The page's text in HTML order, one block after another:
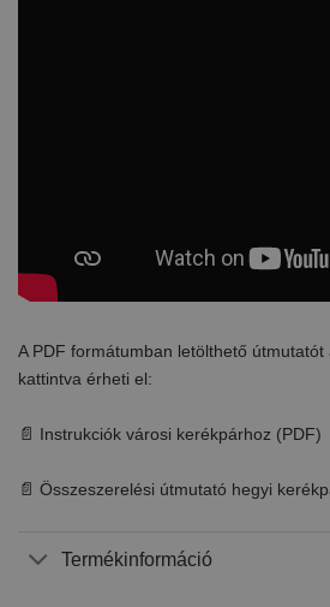
A PDF formátumban letölthető
kattintva érheti el:
📄 Instrukciók városi kerékpárhoz (PDF)
📄 Összeszerelési útmutató hegyi
Termékinformáció